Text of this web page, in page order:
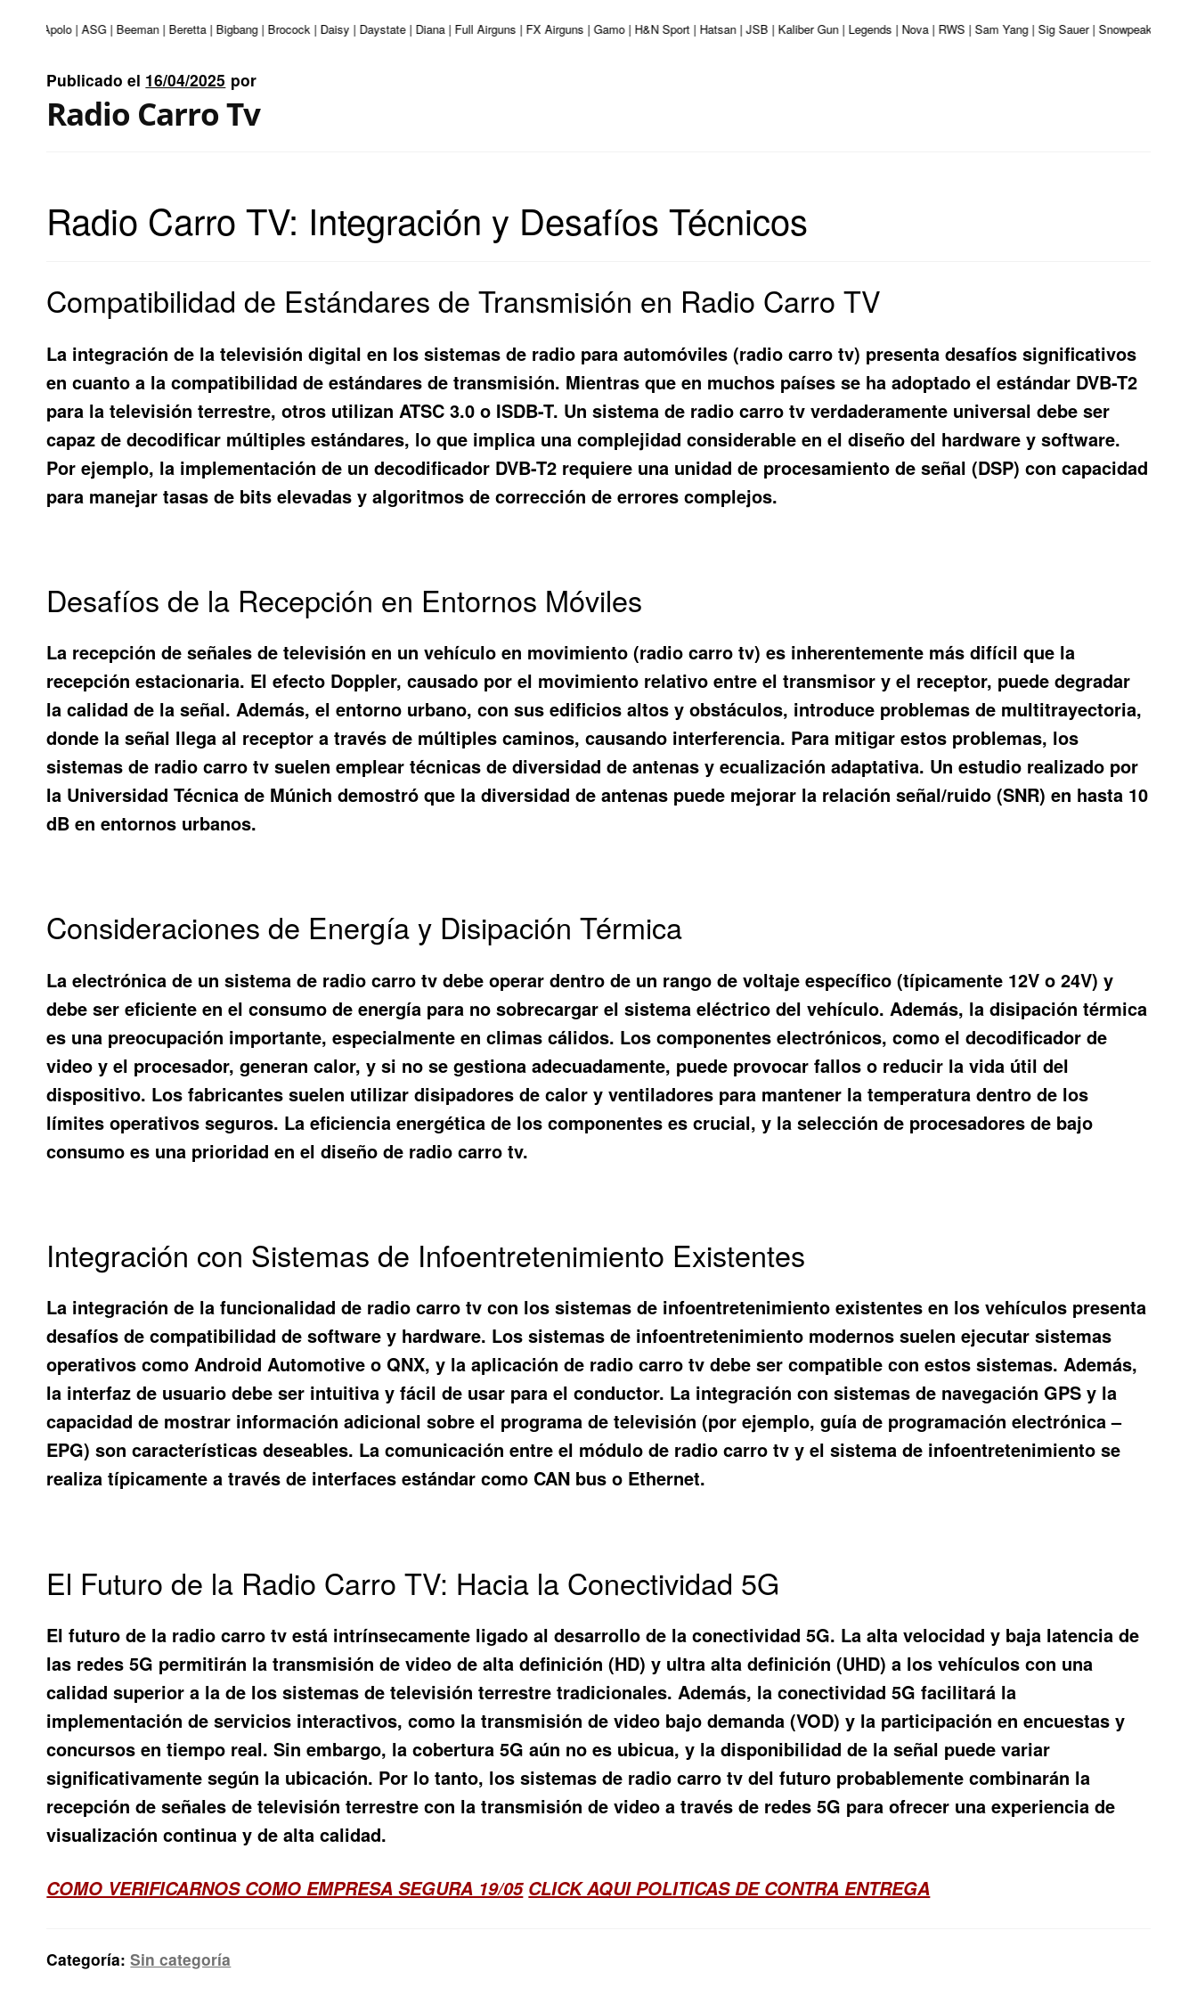
| Apolo | ASG | Beeman | Beretta | Bigbang | Brocock | Daisy | Daystate | Diana | Full Airguns | FX Airguns | Gamo | H&N Sport | Hatsan | JSB | Kaliber Gun | Legends | Nova | RWS | Sam Yang | Sig Sauer | Snowpeak |
Publicado el 16/04/2025 por
Radio Carro Tv
Radio Carro TV: Integración y Desafíos Técnicos
Compatibilidad de Estándares de Transmisión en Radio Carro TV
La integración de la televisión digital en los sistemas de radio para automóviles (radio carro tv) presenta desafíos significativos
en cuanto a la compatibilidad de estándares de transmisión. Mientras que en muchos países se ha adoptado el estándar DVB-T2
para la televisión terrestre, otros utilizan ATSC 3.0 o ISDB-T. Un sistema de radio carro tv verdaderamente universal debe ser
capaz de decodificar múltiples estándares, lo que implica una complejidad considerable en el diseño del hardware y software.
Por ejemplo, la implementación de un decodificador DVB-T2 requiere una unidad de procesamiento de señal (DSP) con capacidad
para manejar tasas de bits elevadas y algoritmos de corrección de errores complejos.
Desafíos de la Recepción en Entornos Móviles
La recepción de señales de televisión en un vehículo en movimiento (radio carro tv) es inherentemente más difícil que la
recepción estacionaria. El efecto Doppler, causado por el movimiento relativo entre el transmisor y el receptor, puede degradar
la calidad de la señal. Además, el entorno urbano, con sus edificios altos y obstáculos, introduce problemas de multitrayectoria,
donde la señal llega al receptor a través de múltiples caminos, causando interferencia. Para mitigar estos problemas, los
sistemas de radio carro tv suelen emplear técnicas de diversidad de antenas y ecualización adaptativa. Un estudio realizado por
la Universidad Técnica de Múnich demostró que la diversidad de antenas puede mejorar la relación señal/ruido (SNR) en hasta 10
dB en entornos urbanos.
Consideraciones de Energía y Disipación Térmica
La electrónica de un sistema de radio carro tv debe operar dentro de un rango de voltaje específico (típicamente 12V o 24V) y
debe ser eficiente en el consumo de energía para no sobrecargar el sistema eléctrico del vehículo. Además, la disipación térmica
es una preocupación importante, especialmente en climas cálidos. Los componentes electrónicos, como el decodificador de
video y el procesador, generan calor, y si no se gestiona adecuadamente, puede provocar fallos o reducir la vida útil del
dispositivo. Los fabricantes suelen utilizar disipadores de calor y ventiladores para mantener la temperatura dentro de los
límites operativos seguros. La eficiencia energética de los componentes es crucial, y la selección de procesadores de bajo
consumo es una prioridad en el diseño de radio carro tv.
Integración con Sistemas de Infoentretenimiento Existentes
La integración de la funcionalidad de radio carro tv con los sistemas de infoentretenimiento existentes en los vehículos presenta
desafíos de compatibilidad de software y hardware. Los sistemas de infoentretenimiento modernos suelen ejecutar sistemas
operativos como Android Automotive o QNX, y la aplicación de radio carro tv debe ser compatible con estos sistemas. Además,
la interfaz de usuario debe ser intuitiva y fácil de usar para el conductor. La integración con sistemas de navegación GPS y la
capacidad de mostrar información adicional sobre el programa de televisión (por ejemplo, guía de programación electrónica –
EPG) son características deseables. La comunicación entre el módulo de radio carro tv y el sistema de infoentretenimiento se
realiza típicamente a través de interfaces estándar como CAN bus o Ethernet.
El Futuro de la Radio Carro TV: Hacia la Conectividad 5G
El futuro de la radio carro tv está intrínsecamente ligado al desarrollo de la conectividad 5G. La alta velocidad y baja latencia de
las redes 5G permitirán la transmisión de video de alta definición (HD) y ultra alta definición (UHD) a los vehículos con una
calidad superior a la de los sistemas de televisión terrestre tradicionales. Además, la conectividad 5G facilitará la
implementación de servicios interactivos, como la transmisión de video bajo demanda (VOD) y la participación en encuestas y
concursos en tiempo real. Sin embargo, la cobertura 5G aún no es ubicua, y la disponibilidad de la señal puede variar
significativamente según la ubicación. Por lo tanto, los sistemas de radio carro tv del futuro probablemente combinarán la
recepción de señales de televisión terrestre con la transmisión de video a través de redes 5G para ofrecer una experiencia de
visualización continua y de alta calidad.
COMO VERIFICARNOS COMO EMPRESA SEGURA 19/05 CLICK AQUI POLITICAS DE CONTRA ENTREGA
Categoría:Sin categoría